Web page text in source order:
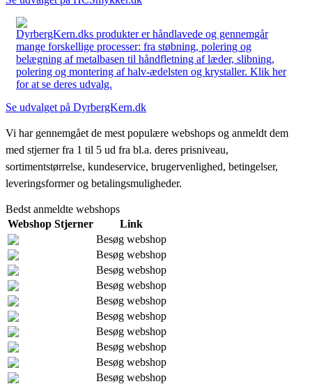
DyrbergKern.dks produkter er håndlavede og gennemgår
mange forskellige processer: fra støbning, polering og
belægning af metalbasen til håndfletning af læder, slibning,
polering og montering af halv-ædelsten og krystaller. Klik her
for at se deres udvalg.
Se udvalget på DyrbergKern.dk
Vi har gennemgået de mest populære webshops og anmeldt dem
med stjerner fra 1 til 5 ud fra bl.a. deres prisniveau,
sortimentstørrelse, kundeservice, brugervenlighed, betingelser,
leveringsformer og betalingsmuligheder.
Bedst anmeldte webshops
Webshop Stjerner
Link
Besøg webshop
Besøg webshop
Besøg webshop
Besøg webshop
Besøg webshop
Besøg webshop
Besøg webshop
Besøg webshop
Besøg webshop
Besøg webshop